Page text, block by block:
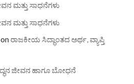
ಮತ್ತು ಸಾಧನೆಗಳು
ಮತ್ತು ಸಾಧನೆಗಳು
on ರಾಜಕೀಯ ಸಿದ್ಧಾಂತದ ಅರ್ಥ, ವ್ಯಾಪ್ತಿ
ಜೀವನ ಹಾಗೂ ಬೋಧನೆ